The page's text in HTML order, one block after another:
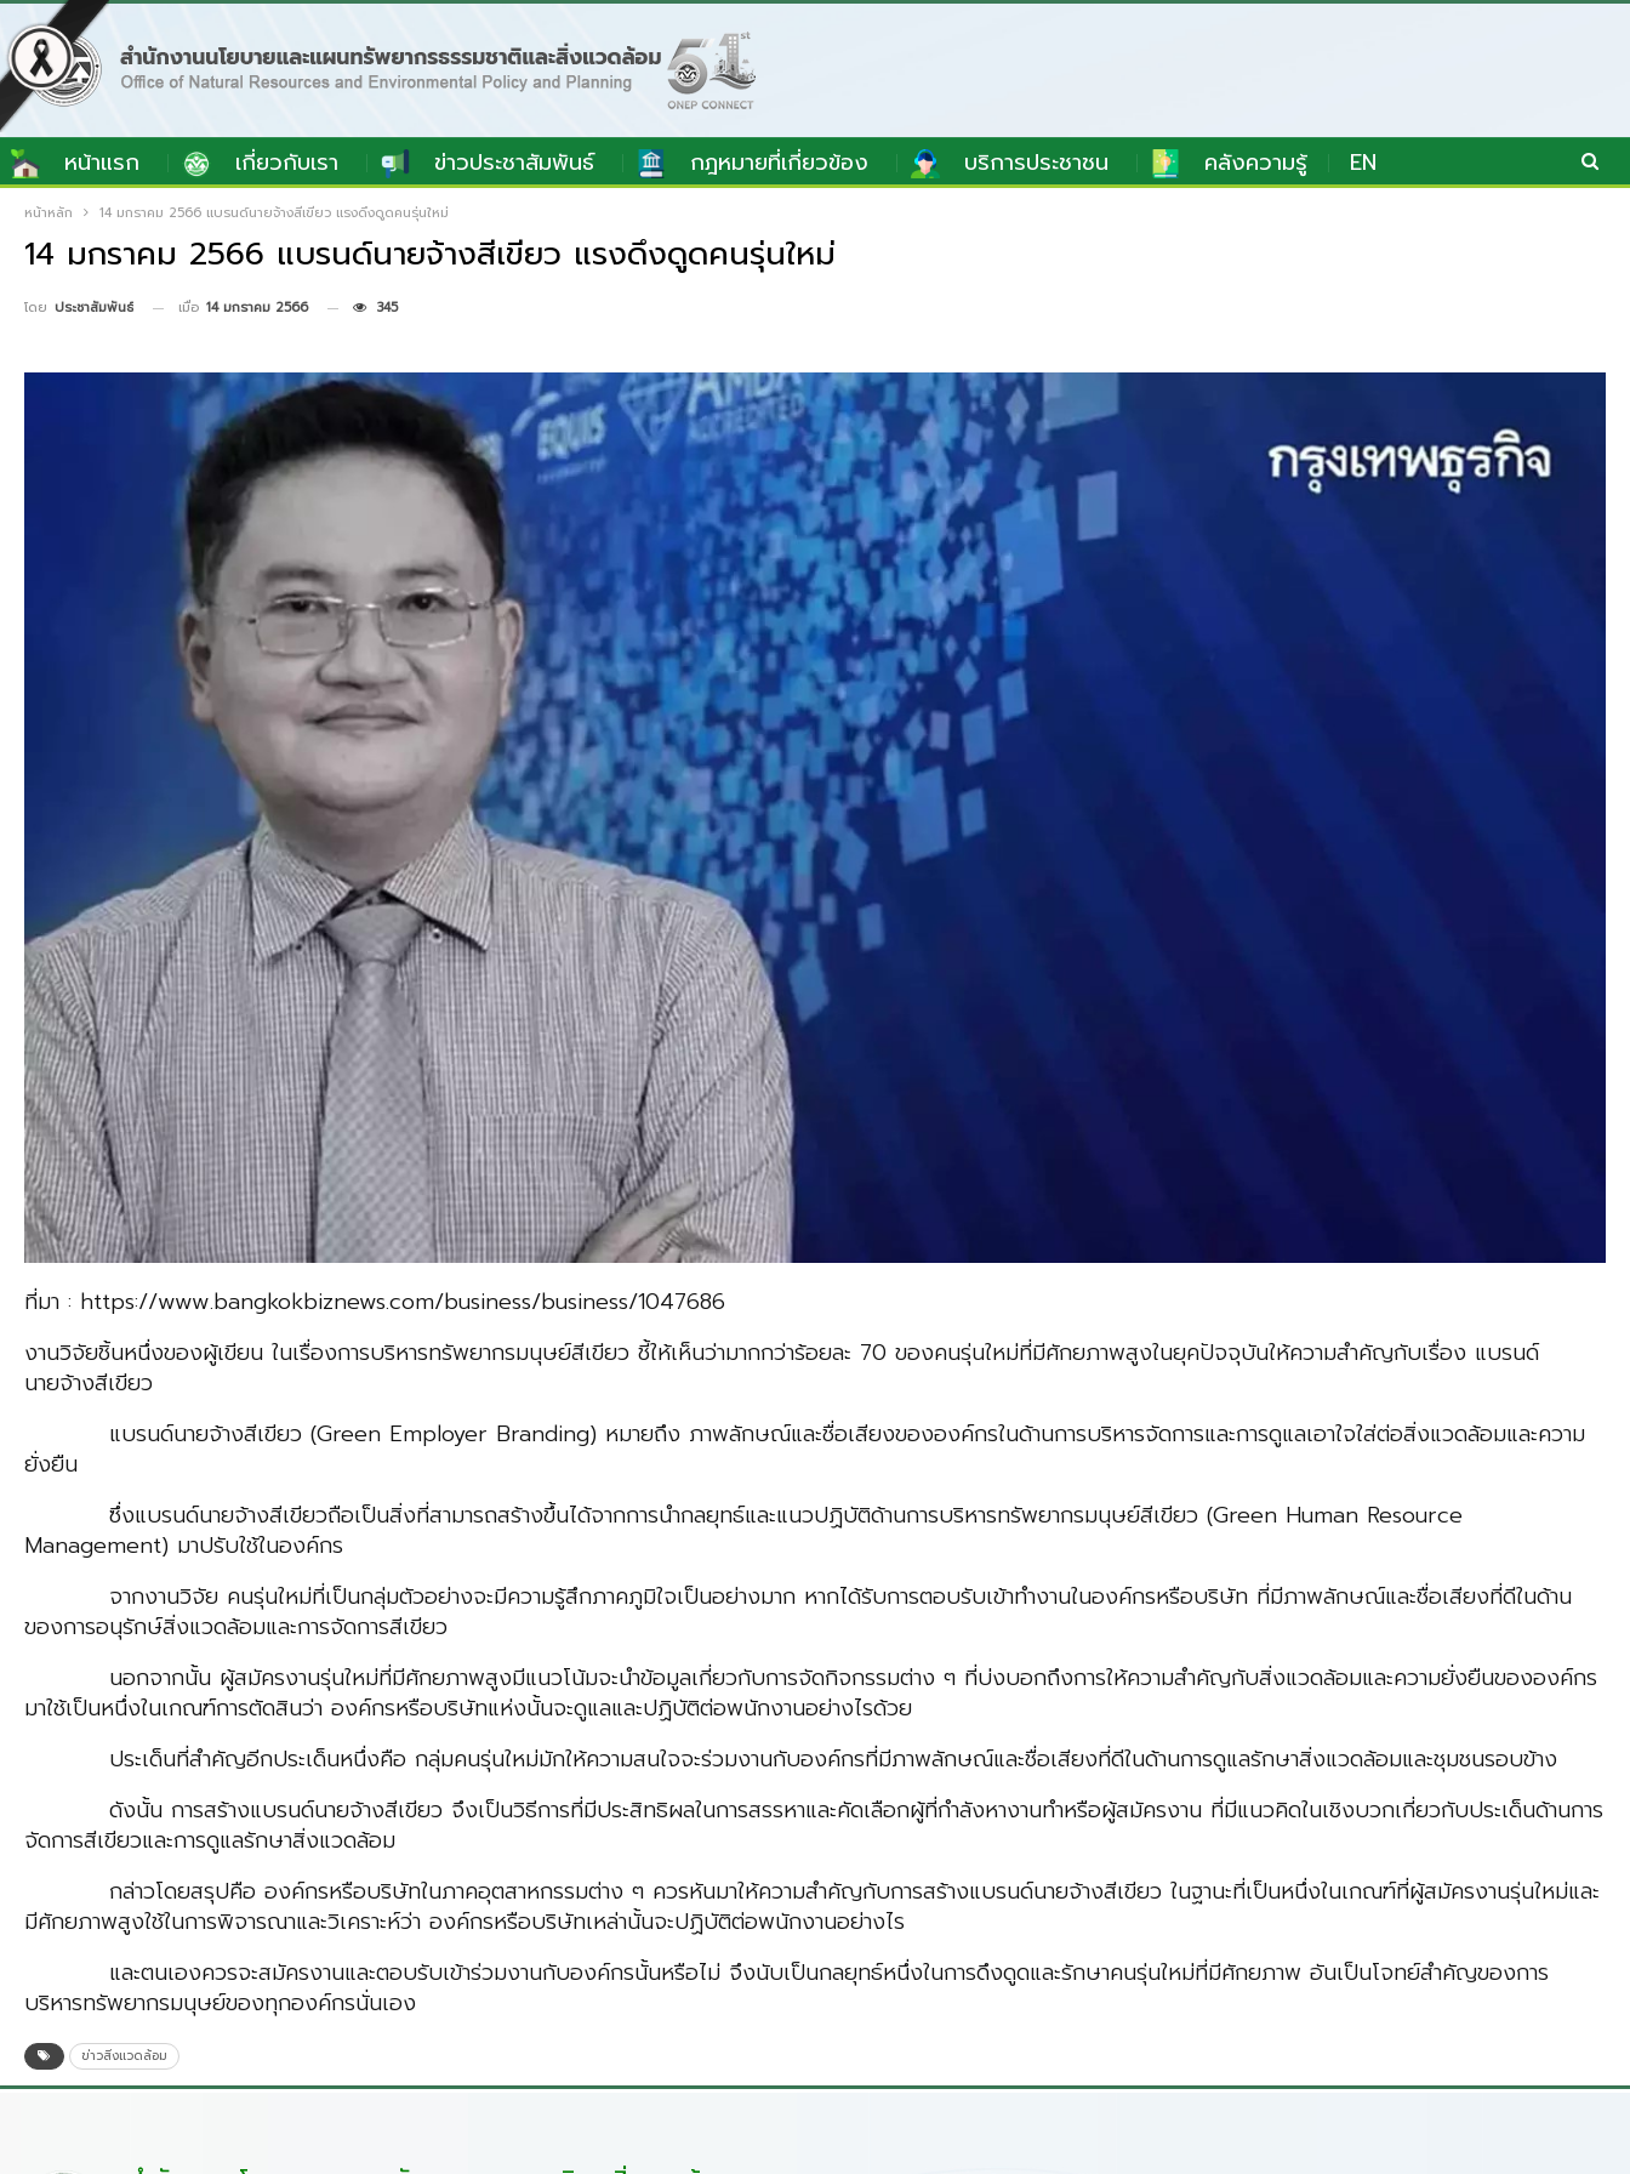
หน้าแรก เกี่ยวกับเรา ข่าวประชาสัมพันธ์ กฎหมายที่เกี่ยวข้อง บริการประชาชน คลังความรู้ EN
หน้าหลัก 14 มกราคม 2566 แบรนด์นายจ้างสีเขียว แรงดึงดูดคนรุ่นใหม่
14 มกราคม 2566 แบรนด์นายจ้างสีเขียว แรงดึงดูดคนรุ่นใหม่
โดย ประชาสัมพันธ์ เมื่อ 14 มกราคม 2566 345
ที่มา : https://www.bangkokbiznews.com/business/business/1047686
งานวิจัยชิ้นหนึ่งของผู้เขียน ในเรื่องการบริหารทรัพยากรมนุษย์สีเขียว ชี้ให้เห็นว่ามากกว่าร้อยละ 70 ของคนรุ่นใหม่ที่มีศักยภาพสูงในยุคปัจจุบันให้ความสำคัญกับเรื่อง แบรนด์
นายจ้างสีเขียว
แบรนด์นายจ้างสีเขียว (Green Employer Branding) หมายถึง ภาพลักษณ์และชื่อเสียงขององค์กรในด้านการบริหารจัดการและการดูแลเอาใจใส่ต่อสิ่งแวดล้อมและความ
ยั่งยืน
ซึ่งแบรนด์นายจ้างสีเขียวถือเป็นสิ่งที่สามารถสร้างขึ้นได้จากการนำกลยุทธ์และแนวปฏิบัติด้านการบริหารทรัพยากรมนุษย์สีเขียว (Green Human Resource
Management) มาปรับใช้ในองค์กร
จากงานวิจัย คนรุ่นใหม่ที่เป็นกลุ่มตัวอย่างจะมีความรู้สึกภาคภูมิใจเป็นอย่างมาก หากได้รับการตอบรับเข้าทำงานในองค์กรหรือบริษัท ที่มีภาพลักษณ์และชื่อเสียงที่ดีในด้าน
ของการอนุรักษ์สิ่งแวดล้อมและการจัดการสีเขียว
นอกจากนั้น ผู้สมัครงานรุ่นใหม่ที่มีศักยภาพสูงมีแนวโน้มจะนำข้อมูลเกี่ยวกับการจัดกิจกรรมต่าง ๆ ที่บ่งบอกถึงการให้ความสำคัญกับสิ่งแวดล้อมและความยั่งยืนขององค์กร
มาใช้เป็นหนึ่งในเกณฑ์การตัดสินว่า องค์กรหรือบริษัทแห่งนั้นจะดูแลและปฏิบัติต่อพนักงานอย่างไรด้วย
ประเด็นที่สำคัญอีกประเด็นหนึ่งคือ กลุ่มคนรุ่นใหม่มักให้ความสนใจจะร่วมงานกับองค์กรที่มีภาพลักษณ์และชื่อเสียงที่ดีในด้านการดูแลรักษาสิ่งแวดล้อมและชุมชนรอบข้าง
ดังนั้น การสร้างแบรนด์นายจ้างสีเขียว จึงเป็นวิธีการที่มีประสิทธิผลในการสรรหาและคัดเลือกผู้ที่กำลังหางานทำหรือผู้สมัครงาน ที่มีแนวคิดในเชิงบวกเกี่ยวกับประเด็นด้านการ
จัดการสีเขียวและการดูแลรักษาสิ่งแวดล้อม
กล่าวโดยสรุปคือ องค์กรหรือบริษัทในภาคอุตสาหกรรมต่าง ๆ ควรหันมาให้ความสำคัญกับการสร้างแบรนด์นายจ้างสีเขียว ในฐานะที่เป็นหนึ่งในเกณฑ์ที่ผู้สมัครงานรุ่นใหม่และ
มีศักยภาพสูงใช้ในการพิจารณาและวิเคราะห์ว่า องค์กรหรือบริษัทเหล่านั้นจะปฏิบัติต่อพนักงานอย่างไร
และตนเองควรจะสมัครงานและตอบรับเข้าร่วมงานกับองค์กรนั้นหรือไม่ จึงนับเป็นกลยุทธ์หนึ่งในการดึงดูดและรักษาคนรุ่นใหม่ที่มีศักยภาพ อันเป็นโจทย์สำคัญของการ
บริหารทรัพยากรมนุษย์ของทุกองค์กรนั่นเอง
ข่าวสิ่งแวดล้อม